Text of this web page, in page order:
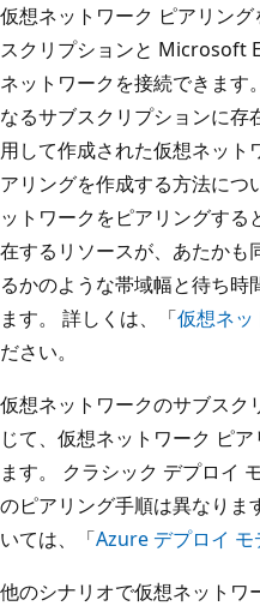
仮想ネットワーク ピアリン
スクリプションと Microsoft
ネットワークを接続できます
なるサブスクリプションに
用して作成された仮想ネット
アリングを作成する方法につ
ットワークをピアリングす
在するリソースが、あたかも
るかのような帯域幅と待ち時
ます。 詳しくは、「仮想ネッ
ださい。
仮想ネットワークのサブスク
じて、仮想ネットワーク ピ
ます。 クラシック デプロイ
のピアリング手順は異なりま
いては、「Azure デプロイ モ
他のシナリオで仮想ネットワ